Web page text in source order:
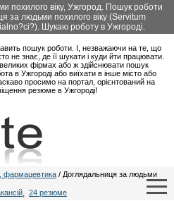
похилого віку, Ужгород. Пошук роботи
за людьми похилого віку (Servitum
Шукаю роботу в Ужгороді.
пошук роботи. І, незважаючи на те, що
не знає, де її шукати і куди йти працювати.
фірмах або ж здійснювати пошук
в Ужгороді або виїхати в інше місто або
просимо на портал, орієнтований на
резюме в Ужгороді!
фармацевтика / Доглядальниця за людьми
, 24 резюме